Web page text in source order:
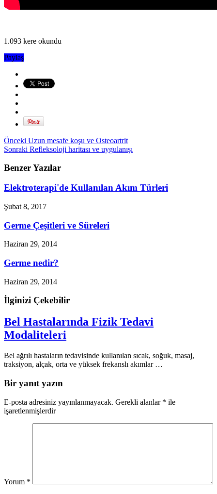
1.093 kere okundu
Paylaş
Önceki Uzun mesafe koşu ve Osteoartrit
Sonraki Refleksoloji haritası ve uygulanışı
Benzer Yazılar
Elektroterapi'de Kullanılan Akım Türleri
Şubat 8, 2017
Germe Çeşitleri ve Süreleri
Haziran 29, 2014
Germe nedir?
Haziran 29, 2014
İlginizi Çekebilir
Bel Hastalarında Fizik Tedavi
Modaliteleri
Bel ağrılı hastaların tedavisinde kullanılan sıcak, soğuk, masaj,
traksiyon, alçak, orta ve yüksek frekanslı akımlar …
Bir yanıt yazın
E-posta adresiniz yayınlanmayacak. Gerekli alanlar * ile
işaretlenmişlerdir
Yorum *